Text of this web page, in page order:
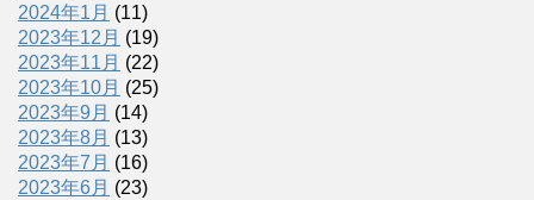
2024年1月 (11)
2023年12月 (19)
2023年11月 (22)
2023年10月 (25)
2023年9月 (14)
2023年8月 (13)
2023年7月 (16)
2023年6月 (23)